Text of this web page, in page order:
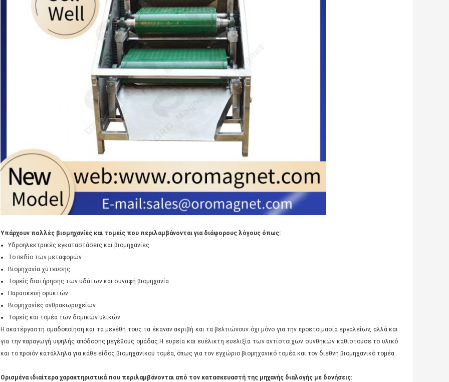
Υπάρχουν πολλές βιομηχανίες και τομείς που περιλαμβάνονται για διάφορους λόγους όπως:
Υδροηλεκτρικές εγκαταστάσεις και βιομηχανίες
Το πεδίο των μεταφορών
Βιομηχανία χύτευσης
Τομείς διατήρησης των υδάτων και συναφή βιομηχανία
Παρασκευή ορυκτών
Βιομηχανίες ανθρακωρυχείων
Τομείς και τομέα των δομικών υλικών
Η ακατέργαστη ομαδοποίηση και τα μεγέθη τους τα έκαναν ακριβή και τα βελτιώνουν όχι μόνο για την προετοιμασία εργαλείων, αλλά και
για την παραγωγή υψηλής απόδοσης μεγέθους ομάδας.Η ευρεία και ευέλικτη ευελιξία των αντίστοιχων συνθηκών καθιστούσε το υλικό
και το προϊόν κατάλληλα για κάθε είδος βιομηχανικού τομέα, όπως για τον εγχώριο βιομηχανικό τομέα και τον διεθνή βιομηχανικό τομέα..
Ορισμένα ιδιαίτερα χαρακτηριστικά που περιλαμβάνονται από τον κατασκευαστή της μηχανής διαλογής με δονήσεις: